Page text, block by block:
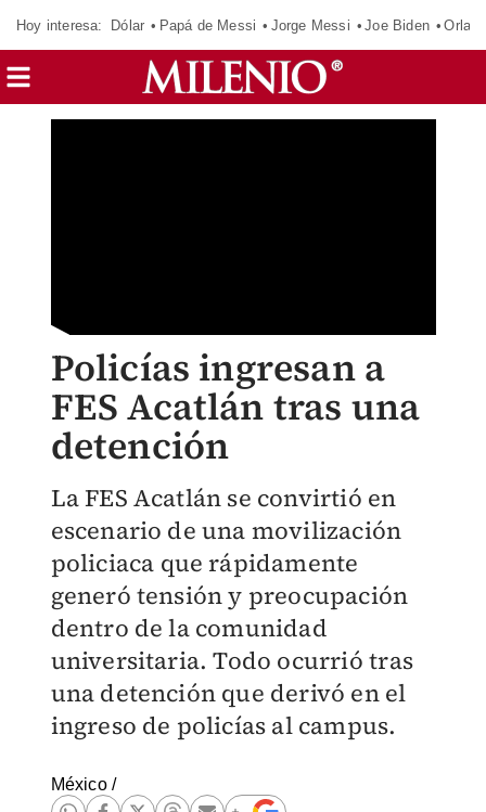
Hoy interesa: Dólar Papá de Messi Jorge Messi Joe Biden
Policías ingresan a
FES Acatlán tras una
detención
La FES Acatlán se convirtió en
escenario de una movilización
policiaca que rápidamente
generó tensión y preocupación
dentro de la comunidad
universitaria. Todo ocurrió tras
una detención que derivó en el
ingreso de policías al campus.
México/